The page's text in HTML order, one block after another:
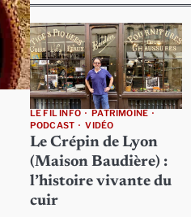
LE FIL INFO
PATRIMOINE
PODCAST
VIDÉO
Le Crépin de Lyon
(Maison Baudière) :
l’histoire vivante du
cuir